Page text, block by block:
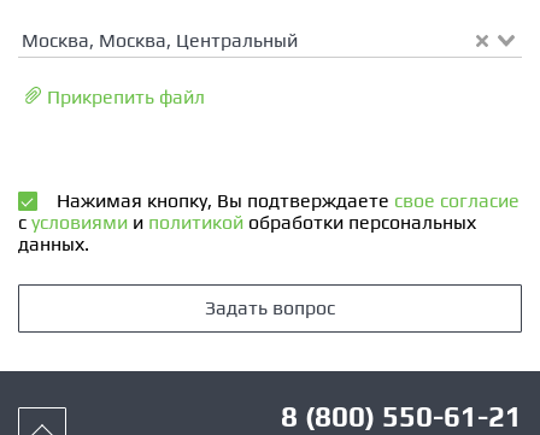
Москва, Москва, Центральный
Прикрепить файл
Нажимая кнопку, Вы подтверждаете свое согласие
с условиями и политикой обработки персональных
данных.
Задать вопрос
8 (800) 550-61-21